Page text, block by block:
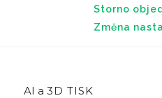
Storno
Změna
AI a 3D TISK